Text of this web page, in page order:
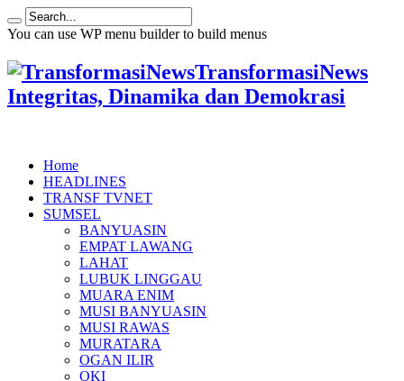
You can use WP menu builder to build menus
TransformasiNews
Integritas, Dinamika dan Demokrasi
Home
HEADLINES
TRANSF TVNET
SUMSEL
BANYUASIN
EMPAT LAWANG
LAHAT
LUBUK LINGGAU
MUARA ENIM
MUSI BANYUASIN
MUSI RAWAS
MURATARA
OGAN ILIR
OKI